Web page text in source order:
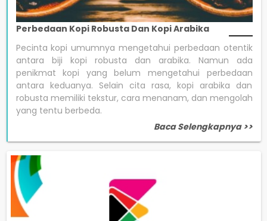
Perbedaan Kopi Robusta Dan Kopi Arabika
Pecinta kopi umumnya mengetahui perbedaan otentik
antara biji kopi robusta dan arabika. Namun ada
penikmat kopi yang belum mengetahui perbedaan
antara keduanya. Selain cita rasa, kopi arabika dan
robusta memiliki tekstur, cara menanam, dan mengolah
yang tentu berbeda.
Baca Selengkapnya >>